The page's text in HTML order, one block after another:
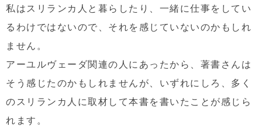
私はスリランカ人と暮らしたり、一緒に仕事をしてい
るわけではないので、それを感じていないのかもしれ
ません。
アーユルヴェーダ関連の人にあったから、著書さんは
そう感じたのかもしれませんが、いずれにしろ、多く
のスリランカ人に取材して本書を書いたことが感じら
れます。